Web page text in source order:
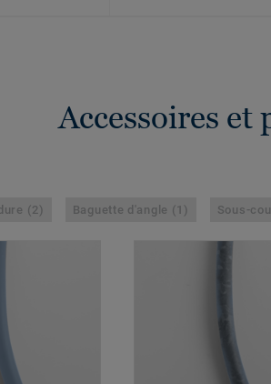
Accessoires
(2) Baguette d'angle (1) Sous-